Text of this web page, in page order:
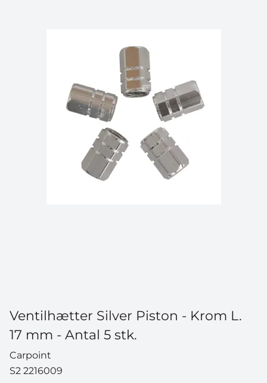
Ventilhætter Silver Piston - Krom L.
17 mm - Antal 5 stk.
Carpoint
S2 2216009